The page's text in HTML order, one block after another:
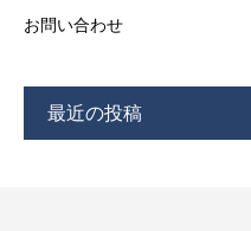
お問い合わせ
最近の投稿